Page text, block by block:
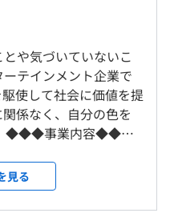
を目的とし、会社が指定
て、指定額の手当を支給
九州まで 全国各地に仲
、3カ月経過後に15日付
や気づいていないこ
テインメント企業で
使して社会に価値を提
係なく、自分の色を
』『ニコニコ生放
メント機能を使って
とができる様々なサ
見る